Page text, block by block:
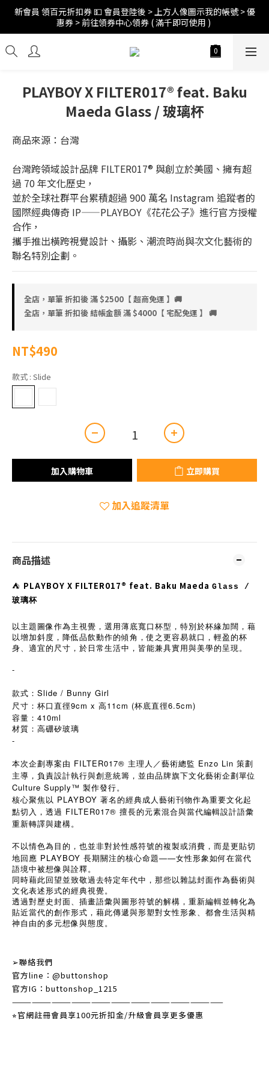
訂單折扣後滿$2500超商免運;$4000宅配免運 🚚
新會員 領百元折扣券 💵 會員登陸後 > 上方人像圖示我的帳號 > 優
惠券 > 前往領券中心領券 ( 滿千即可使用 )
訂單折扣後滿$2500超商免運;$4000宅配免運 🚚
PLAYBOY X FILTER017® feat. Baku
Maeda Glass / 玻璃杯
商品來源：台灣
台灣跨領域設計品牌 FILTER017® 與創立於美國、擁有超
過 70 年文化歷史，
並於全球社群平台累積超過 900 萬名 Instagram 追蹤者的
國際經典傳奇 IP——PLAYBOY《花花公子》進行官方授權
合作，
攜手推出橫跨視覺設計、攝影、潮流時尚與次文化藝術的
聯名特別企劃。
全店，單筆 折扣後 滿 $2500【 超商免運 】🚚
全店，單筆 折扣後 結帳金額 滿 $4000【 宅配免運 】 🚚
NT$490
款式 : Slide
加入購物車 立即購買
加入追蹤清單
商品描述
⛺︎ PLAYBOY X FILTER017® feat. Baku Maeda Glass /
玻璃杯
以主題圖像作為主視覺，選用薄底寬口杯型，特別於杯緣加闊，藉
以增加斜度，降低品飲動作的傾角，使之更容易就口，輕盈的杯
身、適宜的尺寸，於日常生活中，皆能兼具實用與美學的呈現。
-
款式：Slide / Bunny Girl
尺寸：杯口直徑9cm x 高11cm (杯底直徑6.5cm)
容量：410ml
材質：高硼矽玻璃
-
本次企劃專案由 FILTER017® 主理人／藝術總監 Enzo Lin 策劃
主導，負責設計執行與創意統籌，並由品牌旗下文化藝術企劃單位
Culture Supply™ 製作發行。
核心聚焦以 PLAYBOY 著名的經典成人藝術刊物作為重要文化起
點切入，透過 FILTER017® 擅長的元素混合與當代編輯設計語彙
重新轉譯與建構。
不以情色為目的，也並非對於性感符號的複製或消費，而是更貼切
地回應 PLAYBOY 長期關注的核心命題——女性形象如何在當代
語境中被想像與詮釋。
同時藉此回望並致敬過去特定年代中，那些以雜誌封面作為藝術與
文化表述形式的經典視覺。
透過對歷史封面、插畫語彙與圖形符號的解構，重新編輯並轉化為
貼近當代的創作形式，藉此傳遞與形塑對女性形象、都會生活與精
神自由的多元想像與態度。
➢聯絡我們
官方line ： @buttonshop
官方IG ： buttonshop_1215
————————————————————————————————
⭐︎官網註冊會員享100元折扣金/升級會員享更多優惠